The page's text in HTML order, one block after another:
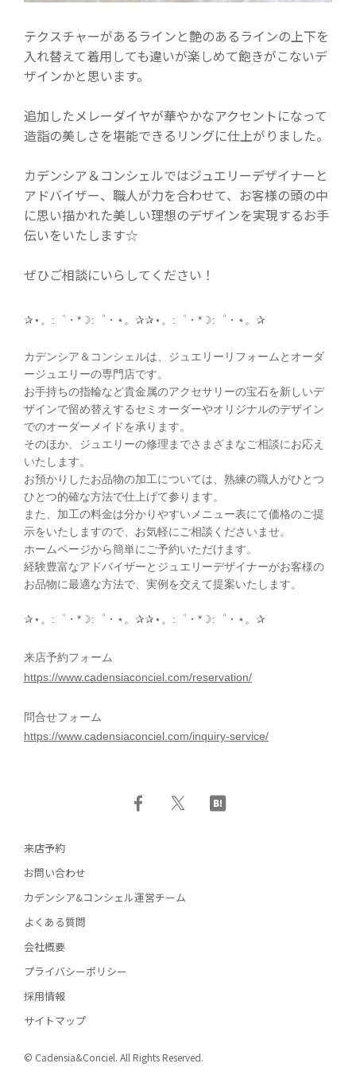
テクスチャーがあるラインと艶のあるラインの上下を
入れ替えて着用しても違いが楽しめて飽きがこないデ
ザインかと思います。
追加したメレーダイヤが華やかなアクセントになって
造詣の美しさを堪能できるリングに仕上がりました。
カデンシア＆コンシェルではジュエリーデザイナーと
アドバイザー、職人が力を合わせて、お客様の頭の中
に思い描かれた美しい理想のデザインを実現するお手
伝いをいたします☆
ぜひご相談にいらしてください！
✰⋆。:゜・*☽:゜・⋆。✰✰⋆。:゜・*☽:゜・⋆。✰
カデンシア＆コンシェルは、ジュエリーリフォームとオーダ
ージュエリーの専門店です。
お手持ちの指輪など貴金属のアクセサリーの宝石を新しいデ
ザインで留め替えするセミオーダーやオリジナルのデザイン
でのオーダーメイドを承ります。
そのほか、ジュエリーの修理までさまざまなご相談にお応え
いたします。
お預かりしたお品物の加工については、熟練の職人がひとつ
ひとつ的確な方法で仕上げて参ります。
また、加工の料金は分かりやすいメニュー表にて価格のご提
示をいたしますので、お気軽にご相談くださいませ。
ホームページから簡単にご予約いただけます。
経験豊富なアドバイザーとジュエリーデザイナーがお客様の
お品物に最適な方法で、実例を交えて提案いたします。
✰⋆。:゜・*☽:゜・⋆。✰✰⋆。:゜・*☽:゜・⋆。✰
来店予約フォーム
https://www.cadensiaconciel.com/reservation/
問合せフォーム
https://www.cadensiaconciel.com/inquiry-service/
来店予約
お問い合わせ
カデンシア&コンシェル運営チーム
よくある質問
会社概要
プライバシーポリシー
採用情報
サイトマップ
© Cadensia&Conciel. All Rights Reserved.